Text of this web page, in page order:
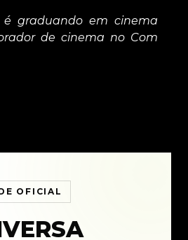
graduando em cinema
de cinema no Com
OFICIAL